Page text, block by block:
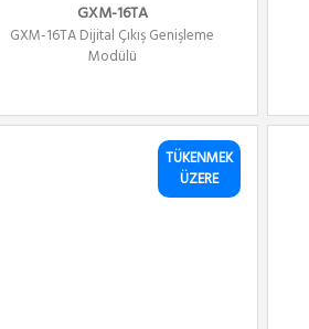
GXM-16TA
GXM-16TA Dijital Çıkış Genişleme
Modülü
TÜKENMEK
ÜZERE